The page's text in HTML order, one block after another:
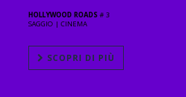
HOLLYWOOD ROADS # 3
SAGGIO |CINEMA
SCOPRI DI PIÙ